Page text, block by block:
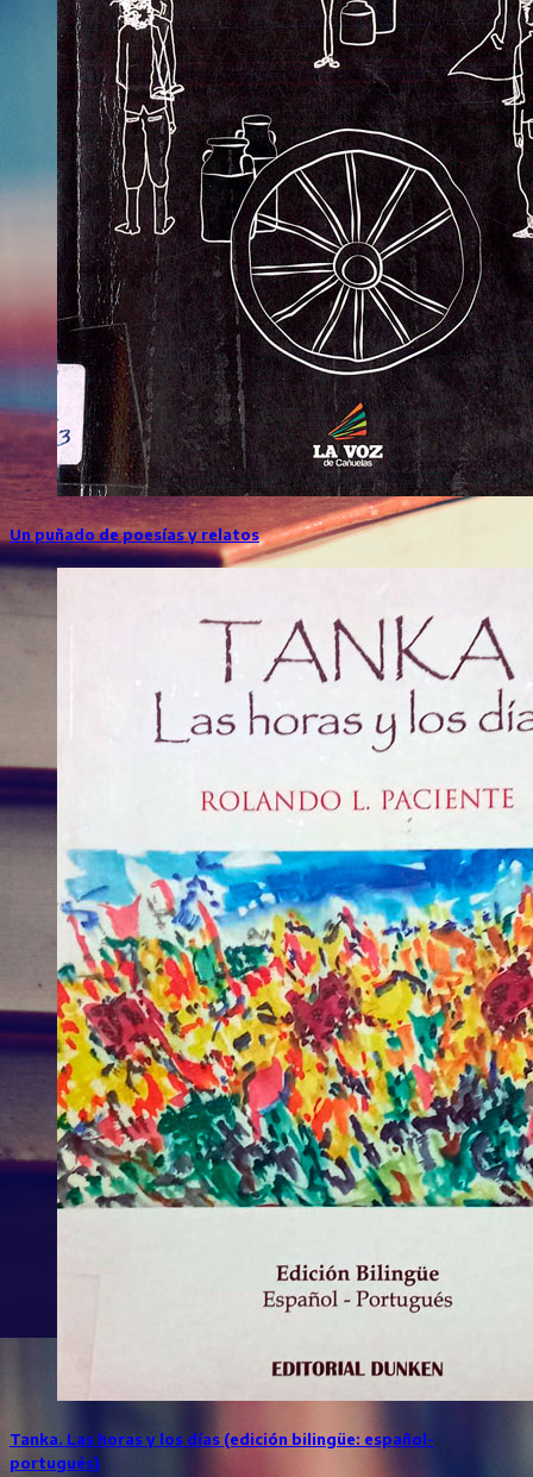
Un puñado de poesías y relatos
Tanka. Las horas y los días (edición bilingüe: español-
portugués)